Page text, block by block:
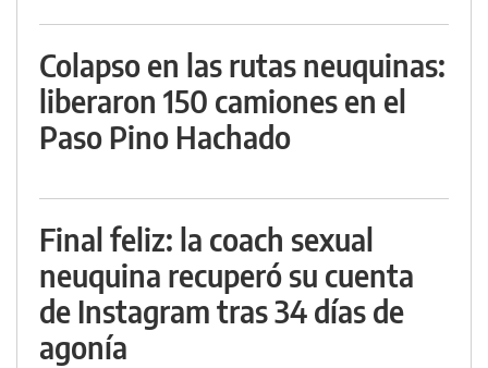
Colapso en las rutas neuquinas:
liberaron 150 camiones en el
Paso Pino Hachado
Final feliz: la coach sexual
neuquina recuperó su cuenta
de Instagram tras 34 días de
agonía